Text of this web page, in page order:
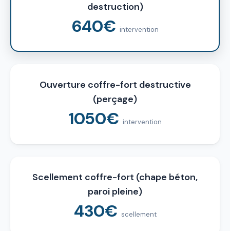
destruction)
640€ intervention
Ouverture coffre-fort destructive
(perçage)
1050€ intervention
Scellement coffre-fort (chape béton,
paroi pleine)
430€ scellement